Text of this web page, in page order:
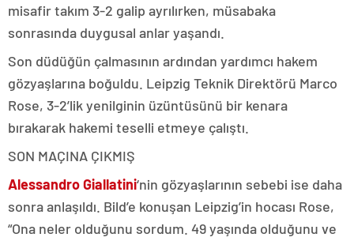
misafir takım 3-2 galip ayrılırken, müsabaka
sonrasında duygusal anlar yaşandı.
Son düdüğün çalmasının ardından yardımcı hakem
gözyaşlarına boğuldu. Leipzig Teknik Direktörü Marco
Rose, 3-2’lik yenilginin üzüntüsünü bir kenara
bırakarak hakemi teselli etmeye çalıştı.
SON MAÇINA ÇIKMIŞ
Alessandro Giallatini‘nin gözyaşlarının sebebi ise daha
sonra anlaşıldı. Bild’e konuşan Leipzig’in hocası Rose,
“Ona neler olduğunu sordum. 49 yaşında olduğunu ve